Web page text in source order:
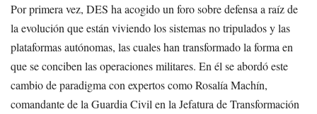
Por primera vez, DES ha acogido un foro sobre defensa a raíz de
la evolución que están viviendo los sistemas no tripulados y las
plataformas autónomas, las cuales han transformado la forma en
que se conciben las operaciones militares. En él se abordó este
cambio de paradigma con expertos como Rosalía Machín,
comandante de la Guardia Civil en la Jefatura de Transformación